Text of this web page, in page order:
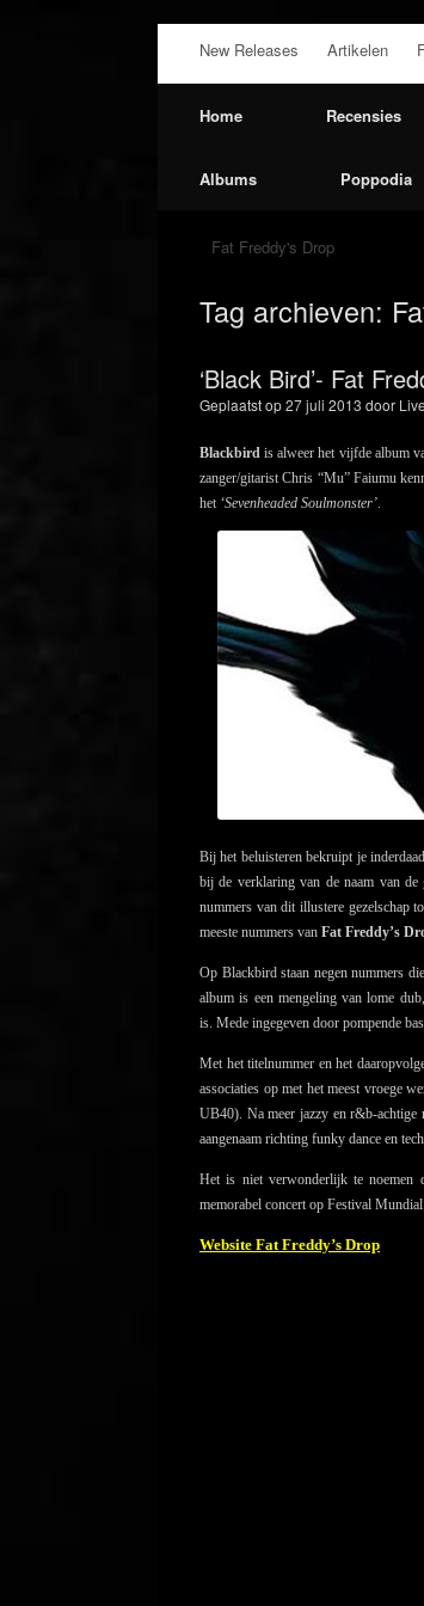
de
New Releases Artikelen
Home Recensies
Albums Poppodia
Fat Freddy's Drop
Tag archieven:
‘Black Bird’- Fat
Geplaatst op27 juli 2013 door
Blackbird is alweer het vijfde album
zanger/gitarist Chris “Mu” Faiumu
het ‘Sevenheaded Soulmonster’
Bij het beluisteren bekruipt je
bij de verklaring van de naam van
nummers van dit illustere gezelschap
meeste nummers van Fat Freddy’s
Op Blackbird staan negen nummers
album is een mengeling van lome
is. Mede ingegeven door pompende
Met het titelnummer en het
associaties op met het meest vroege
UB40). Na meer jazzy en r&b-achtige
aangenaam richting funky dance en
Het is niet verwonderlijk te noemen
memorabel concert op Festival Mundial.
Website Fat Freddy’s Drop